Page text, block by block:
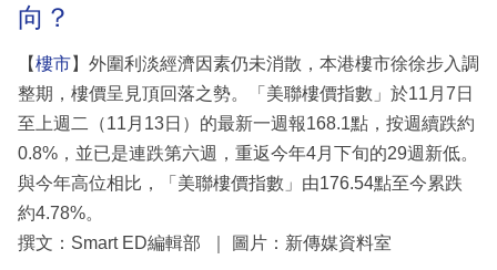
向？
【樓市】外圍利淡經濟因素仍未消散，本港樓市徐徐步入調
整期，樓價呈見頂回落之勢。「美聯樓價指數」於11月7日
至上週二（11月13日）的最新一週報168.1點，按週續跌約
0.8%，並已是連跌第六週，重返今年4月下旬的29週新低。
與今年高位相比，「美聯樓價指數」由176.54點至今累跌
約4.78%。
撰文：Smart ED編輯部 ｜ 圖片：新傳媒資料室